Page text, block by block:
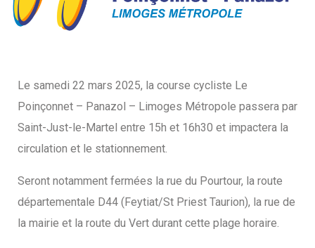
Le samedi 22 mars 2025, la course cycliste Le
Poinçonnet – Panazol – Limoges Métropole passera par
Saint-Just-le-Martel entre 15h et 16h30 et impactera la
circulation et le stationnement.
Seront notamment fermées la rue du Pourtour, la route
départementale D44 (Feytiat/St Priest Taurion), la rue de
la mairie et la route du Vert durant cette plage horaire.